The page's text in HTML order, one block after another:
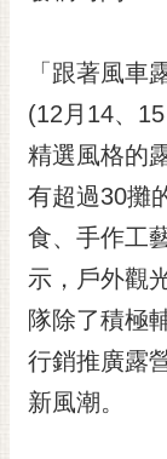
主題服務
市政資訊
市民互動
黃
偉
哲
螢
光
花
泉
「跟著風車
(12月14、
精選風格的
有超過30攤
食、手作工
示，戶外觀
隊除了積極
行銷推廣露
新風潮。